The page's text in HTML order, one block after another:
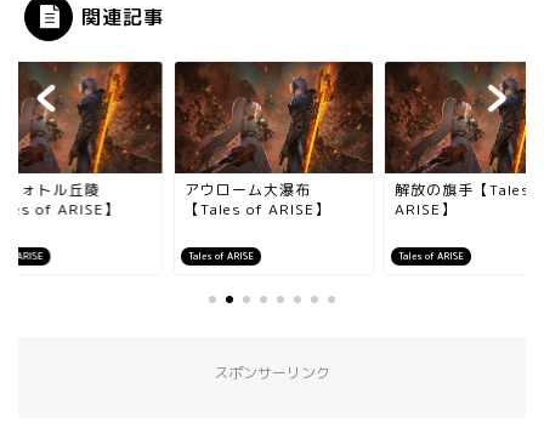
関連記事
of ARISE
フォトル丘陵
of ARISE】
Tales of ARISE
アウローム大瀑布
【Tales of ARISE】
Tales of ARISE
解放の旗手【Tales
ARISE】
スポンサーリンク